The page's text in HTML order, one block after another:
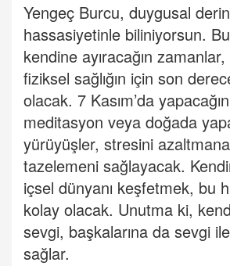
Yengeç Burcu, duygusal
hassasiyetinle biliniyorsun.
kendine ayıracağın
fiziksel sağlığın için son
olacak. 7 Kasım’da
meditasyon veya doğada
yürüyüşler, stresini
tazelemeni sağlayacak.
içsel dünyanı keşfetmek, bu
kolay olacak. Unutma ki,
sevgi, başkalarına da sevgi
sağlar.